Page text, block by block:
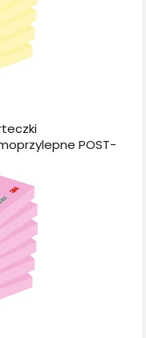
POST-
PO), 76x76mm,
kartek, różowe